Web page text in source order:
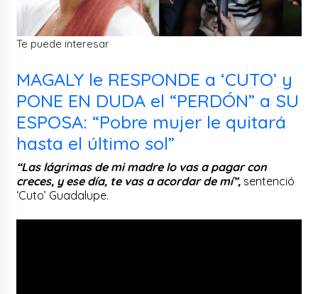
Te puede interesar
MAGALY le RESPONDE a ‘CUTO’ y
PONE EN DUDA el “PERDÓN” a SU
ESPOSA: “Pobre mujer le quitará
hasta el último sol”
“Las lágrimas de mi madre lo vas a pagar con
creces, y ese día, te vas a acordar de mí”, sentenció
‘Cuto’ Guadalupe.